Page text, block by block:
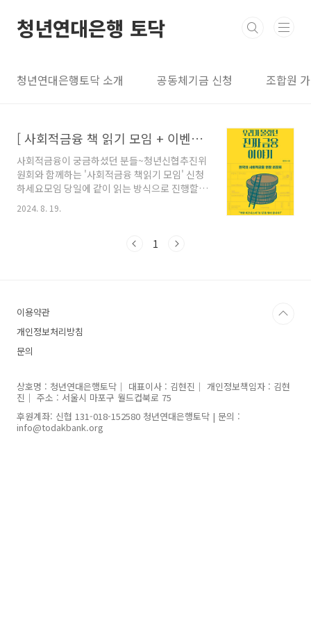
청년연대은행 토닥
청년연대은행토닥 소개 공동체기금 신청 조합원
[ 사회적금융 책 읽기 모임 + 이벤트 ]
사회적금융이 궁금하셨던 분들~청년신협추진위
원회와 함께하는 '사회적금융 책읽기 모임' 신청
하세요모임 당일에 같이 읽는 방식으로 진행할
예정이니 부담 없이 참여하실 수 있습니다.*사회
적금융 책 읽기 신청하기
첫 번째 책 : 우리가 몰랐던 진짜 금융이야기* 첫
금융이야기/ 선착순 10명)+첫 번째 책 읽기 마지
막 날엔 책의 저자이신 문진수 소장님을 모시고
이야기 나눠보는 시간도 가져봐요.
2024. 8. 19.
1
이용약관
개인정보처리방침
문의
상호명 : 청년연대은행토닥｜ 대표이사 : 김현진｜ 개인정보책임자 : 김현
진｜ 주소 : 서울시 마포구 월드컵북로 75
후원계좌: 신협 131-018-152580 청년연대은행토닥 | 문의 :
info@todakbank.org